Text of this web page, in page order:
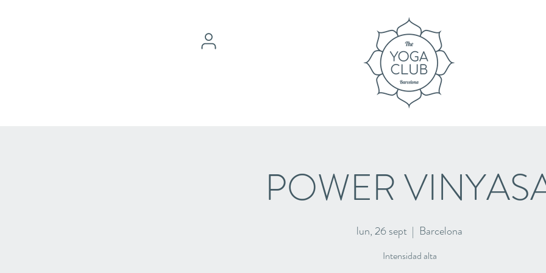
POWER
lun, 26 sept
  |
Barcelona
Intensidad alta